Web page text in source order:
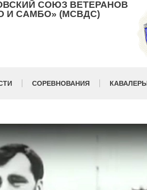
СОЮЗ ВЕТЕРАНОВ
И САМБО» (МСВДС)
СОРЕВНОВАНИЯ